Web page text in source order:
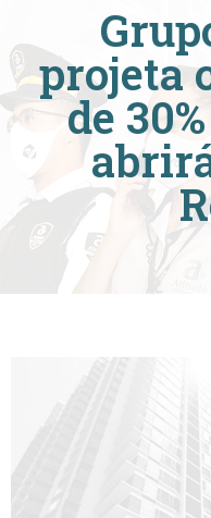
projeta
de